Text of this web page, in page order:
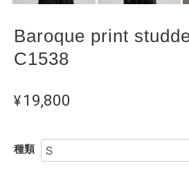
Baroque print
C1538
¥19,800
種類